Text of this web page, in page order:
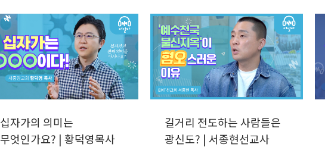
십자가의 의미는
무엇인가요? | 황덕영목사
길거리 전도하는 사람들은
광신도? | 서종현선교사